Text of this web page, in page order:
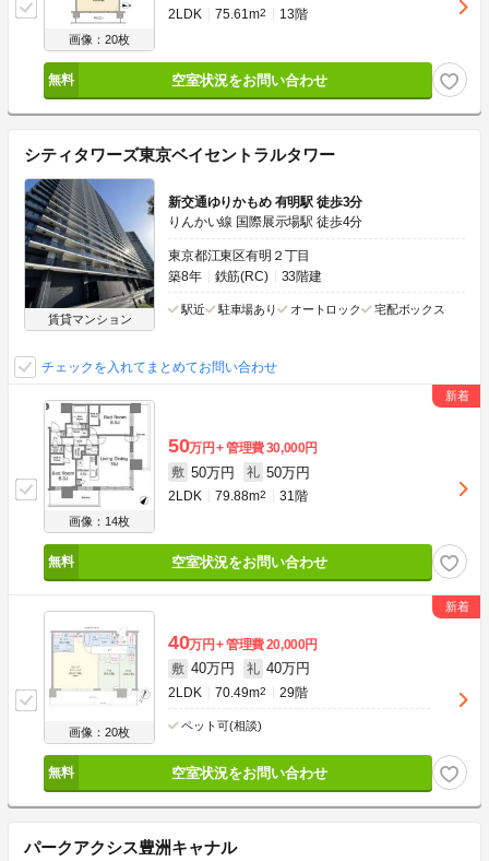
画像：20枚
2LDK 75.61m2 13階
空室状況をお問い合わせ
シティタワーズ東京ベイセントラルタワー
賃貸マンション
新交通ゆりかもめ 有明駅 徒歩3分
りんかい線 国際展示場駅 徒歩4分
東京都江東区有明２丁目
築8年
鉄筋(RC) 33階建
駅近 駐車場あり オートロック 宅配ボックス
チェックを入れてまとめてお問い合わせ
画像：14枚
50万円 管理費30,000円
敷 50万円 礼 50万円
2LDK 79.88m2 31階
空室状況をお問い合わせ
画像：20枚
40万円 管理費20,000円
敷 40万円 礼 40万円
2LDK 70.49m2 29階
ペット可(相談)
空室状況をお問い合わせ
パークアクシス豊洲キャナル